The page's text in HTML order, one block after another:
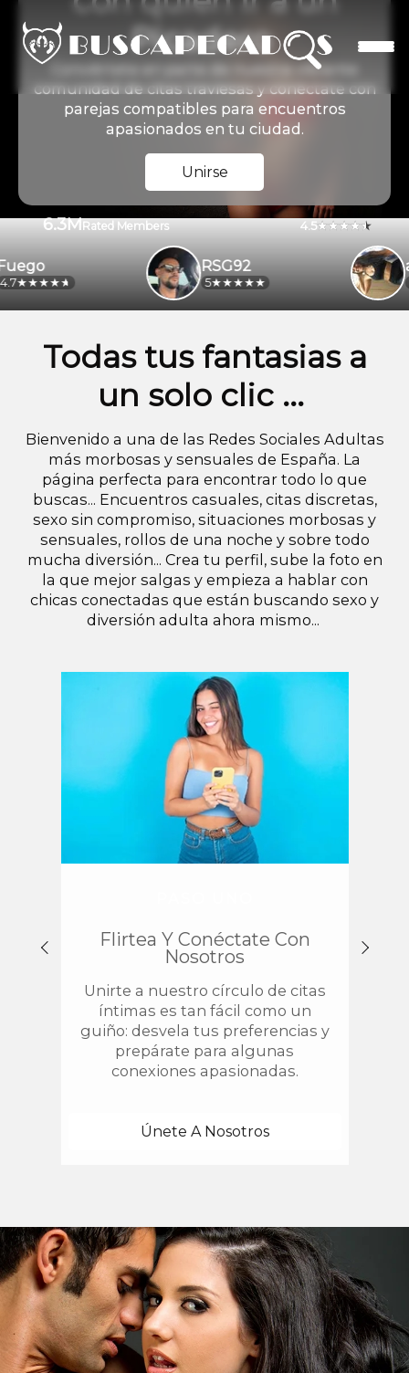
Picadero
Conviértete en parte de nuestra vibrante
comunidad de citas traviesas y conéctate con
parejas compatibles para encuentros
apasionados en tu ciudad.
Unirse
6.3MRated Members 4.5
4.2
RSG92
5
Todas tus fantasias a
un solo clic ...
Bienvenido a una de las Redes Sociales Adultas
más morbosas y sensuales de España. La
página perfecta para encontrar todo lo que
buscas... Encuentros casuales, citas discretas,
sexo sin compromiso, situaciones morbosas y
sensuales, rollos de una noche y sobre todo
mucha diversión... Crea tu perfil, sube la foto en
la que mejor salgas y empieza a hablar con
chicas conectadas que están buscando sexo y
diversión adulta ahora mismo...
Flirtea Y Conéctate Con
Nosotros
Unirte a nuestro círculo de citas
íntimas es tan fácil como un
guiño: desvela tus preferencias y
prepárate para algunas
conexiones apasionadas.
Únete A Nosotros